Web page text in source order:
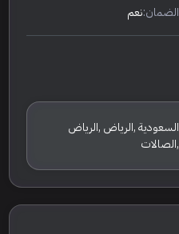
الضمان:نعم
السعودية ,الرياض ,الرياض
,الصالات